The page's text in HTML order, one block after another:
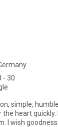
- 30
simple,
I hate lies, arrogance,
I